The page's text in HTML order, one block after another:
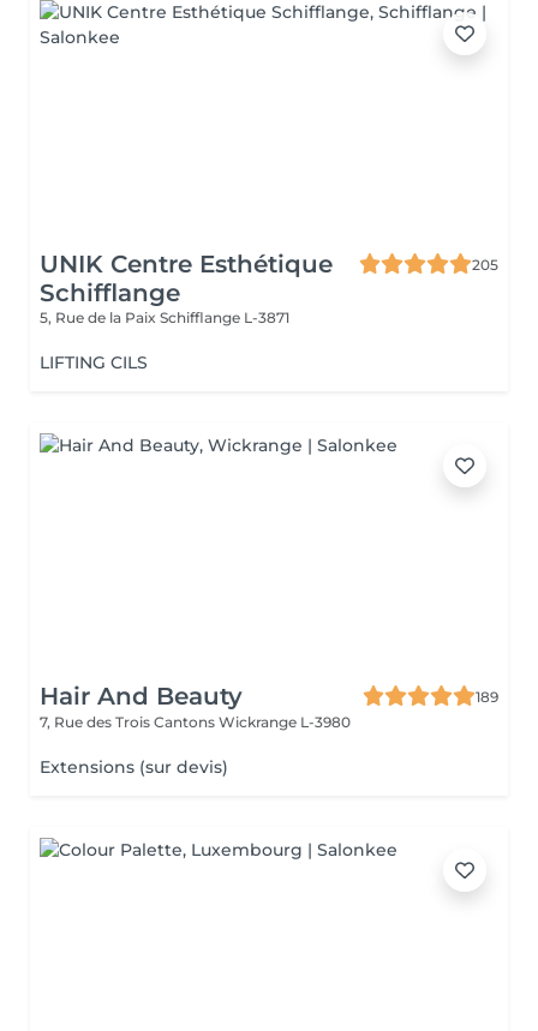
UNIK Centre Esthétique
Schifflange
205
5, Rue de la Paix Schifflange L-3871
LIFTING CILS
Hair And Beauty
189
7, Rue des Trois Cantons Wickrange L-3980
Extensions (sur devis)